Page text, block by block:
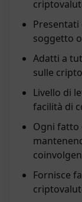
soggetto
Adatti a
sulle
Livello di
facilità di
Ogni fatto
Fornisce